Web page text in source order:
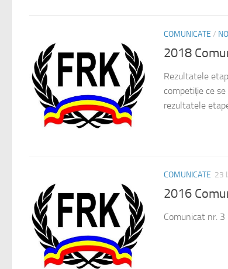
COMUNICATE /
2018
Rezultatele
competiție ce
rezultatele
COMUNICATE 23
2016
Comunicat nr. 3